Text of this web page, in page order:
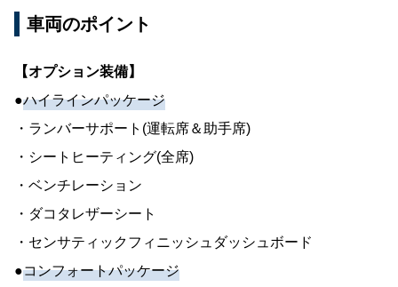
車両のポイント
【オプション装備】
●ハイラインパッケージ
・ランバーサポート(運転席＆助手席)
・シートヒーティング(全席)
・ベンチレーション
・ダコタレザーシート
・センサティックフィニッシュダッシュボード
●コンフォートパッケージ